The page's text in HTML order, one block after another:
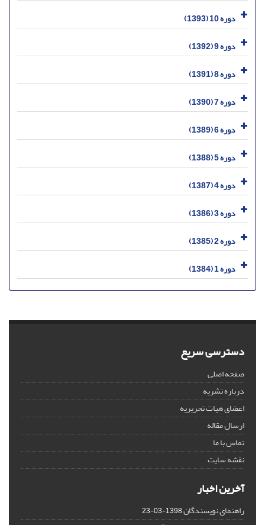
دوره 10 (1393)
دوره 9 (1392)
دوره 8 (1391)
دوره 7 (1390)
دوره 6 (1389)
دوره 5 (1388)
دوره 4 (1387)
دوره 3 (1386)
دوره 2 (1385)
دوره 1 (1384)
دسترسی سریع
صفحه اصلی
درباره نشریه
اعضای هیات تحریریه
ارسال مقاله
تماس با ما
نقشه سایت
آخرین اخبار
راهنمای نویسندگان1398-03-23